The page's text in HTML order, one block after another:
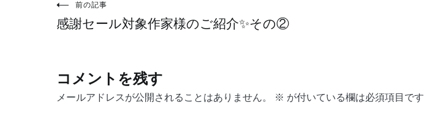
投
ナ
ビ
前の記事
感謝セール対象作家様のご紹介✨その②
コメントを残す
メールアドレスが公開されることはありません。 ※ が付いている欄は必須項目です